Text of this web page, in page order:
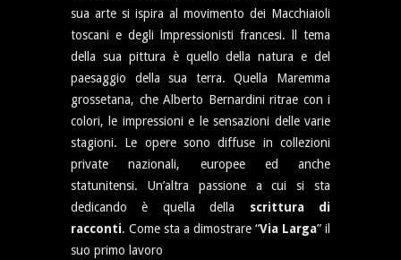
sua arte si ispira al movimento dei Macchiaioli
toscani e degli lmpressionisti francesi. ll tema
della sua pittura è quello della natura e del
paesaggio della sua terra. Quella Maremma
grossetana, che Alberto Bernardini ritrae con i
colori, le impressioni e le sensazioni delle varie
stagioni. Le opere sono diffuse in collezioni
private nazionali, europee ed anche
statunitensi. Un’altra passione a cui si sta
dedicando è quella della scrittura di
racconti. Come sta a dimostrare “Via Larga” il
suo primo lavoro